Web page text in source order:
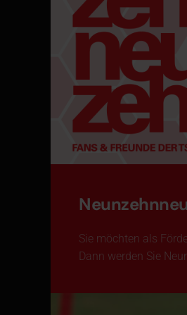
Sie möchten als
Dann werden Sie